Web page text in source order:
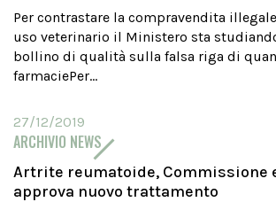
Per contrastare la compravendita
uso veterinario il Ministero sta
bollino di qualità sulla falsa riga di
farmaciePer...
27/12/2019
ARCHIVIO NEWS
Artrite reumatoide, Commissione
approva nuovo trattamento